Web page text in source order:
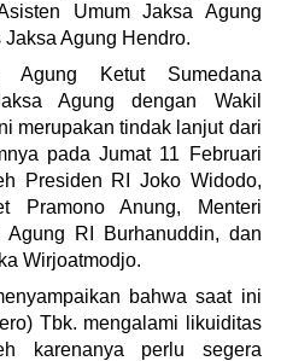
Umum Jaksa Agung
Agung Hendro.
Agung Ketut Sumedana
Agung dengan Wakil
merupakan tindak lanjut dari
pada Jumat 11 Februari
Presiden RI Joko Widodo,
Pramono Anung, Menteri
RI Burhanuddin, dan
Wirjoatmodjo.
bahwa saat ini
Tbk. mengalami likuiditas
karenanya perlu segera